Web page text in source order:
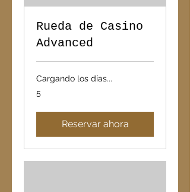
Rueda de Casino
Advanced
Cargando los días...
5
Reservar ahora